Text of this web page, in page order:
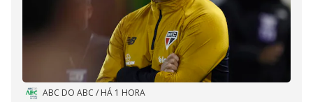
ABC DO ABC / HÁ 1 HORA